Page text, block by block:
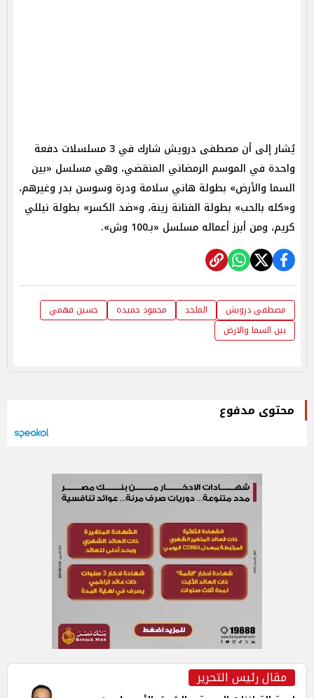
يُشار إلى أن مصطفى درويش شارك في 3 مسلسلات دفعة
واحدة في الموسم الرمضاني المنقضي، وهي مسلسل «بين
السما والأرض» بطولة هاني سلامة ودرة وسوسن بدر وغيرهم،
و«كله بالحب» بطولة الفنانة زينة، و«ضد الكسر» بطولة نيللي
كريم، ومن أبرز أعماله مسلسل «بـ100 وش».
مصطفى درويش الملحد محمود حميدة
حسين فهمي
بين السما والارض
محتوى مدفوع
مقال رئيس التحرير